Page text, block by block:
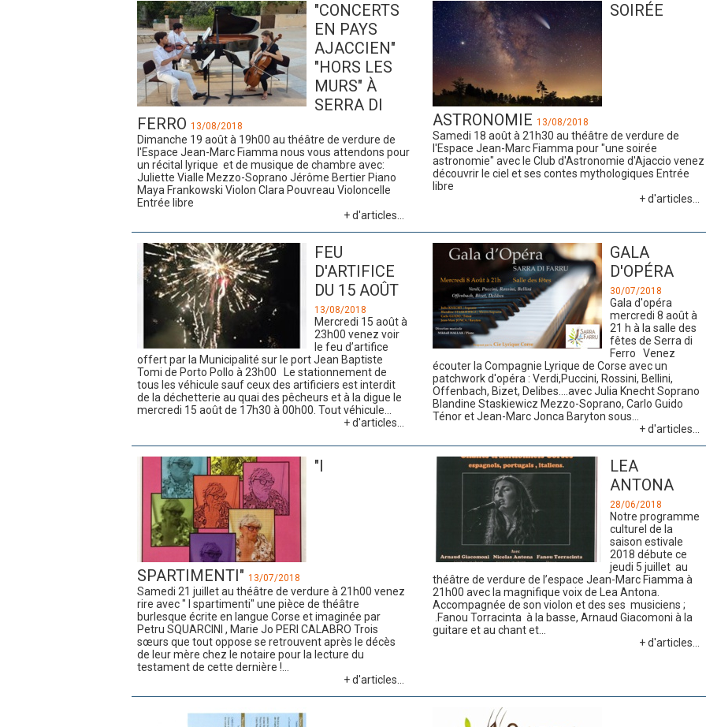
"CONCERTS
EN PAYS
AJACCIEN"
"HORS LES
MURS" À
SERRA DI
FERRO 13/08/2018
Dimanche 19 août à 19h00 au théâtre de verdure de
l'Espace Jean-Marc Fiamma nous vous attendons pour
un récital lyrique et de musique de chambre avec: ​
Juliette Vialle Mezzo-Soprano Jérôme Bertier Piano
Maya Frankowski Violon ​Clara Pouvreau Violoncelle
Entrée libre
+ d'articles...
SOIRÉE
ASTRONOMIE 13/08/2018
Samedi 18 août à 21h30 au théâtre de verdure de
l'Espace Jean-Marc Fiamma pour "une soirée
astronomie" avec le Club d'Astronomie d'Ajaccio venez
découvrir le ciel et ses contes mythologiques Entrée
libre
+ d'articles...
FEU
D'ARTIFICE
DU 15 AOÛT
13/08/2018
Mercredi 15 août à
23h00 venez voir
le feu d’artifice
offert par la Municipalité sur le port Jean Baptiste
Tomi de Porto Pollo à 23h00 Le stationnement de
tous les véhicule sauf ceux des artificiers est interdit
de la déchetterie au quai des pêcheurs et à la digue le
mercredi 15 août de 17h30 à 00h00. Tout véhicule...
+ d'articles...
GALA
D'OPÉRA
30/07/2018
Gala d'opéra
mercredi 8 août à
21 h à la salle des
fêtes de Serra di
Ferro Venez
écouter la Compagnie Lyrique de Corse avec un
patchwork d'opéra : Verdi,Puccini, Rossini, Bellini,
Offenbach, Bizet, Delibes....avec Julia Knecht Soprano
Blandine Staskiewicz Mezzo-Soprano, Carlo Guido
Ténor et Jean-Marc Jonca Baryton sous...
+ d'articles...
"I
SPARTIMENTI" 13/07/2018
Samedi 21 juillet au théâtre de verdure à 21h00 venez
rire avec " I spartimenti" une pièce de théâtre
burlesque écrite en langue Corse et imaginée par
Petru SQUARCINI , Marie Jo PERI CALABRO Trois
sœurs que tout oppose se retrouvent après le décès
de leur mère chez le notaire pour la lecture du
testament de cette dernière !...
+ d'articles...
LEA
ANTONA
28/06/2018
Notre programme
culturel de la
saison estivale
2018 débute ce
jeudi 5 juillet au
théâtre de verdure de l’espace Jean-Marc Fiamma à
21h00 avec la magnifique voix de Lea Antona.
Accompagnée de son violon et des ses musiciens ;
.Fanou Torracinta à la basse, Arnaud Giacomoni à la
guitare et au chant et...
+ d'articles...